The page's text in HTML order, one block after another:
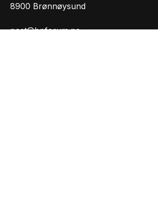
8900 Brønnøysund
post@bnforum.no